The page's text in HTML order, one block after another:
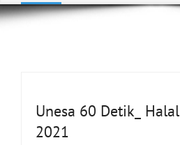
Unesa 60 Detik_
2021